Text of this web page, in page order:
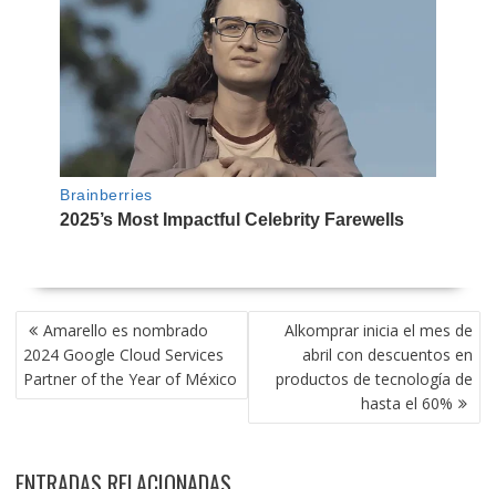
NAVEGACIÓN
DE
ENTRADAS
Amarello es nombrado
2024 Google Cloud Services
Partner of the Year of México
Alkomprar inicia el mes de
abril con descuentos en
productos de tecnología de
hasta el 60%